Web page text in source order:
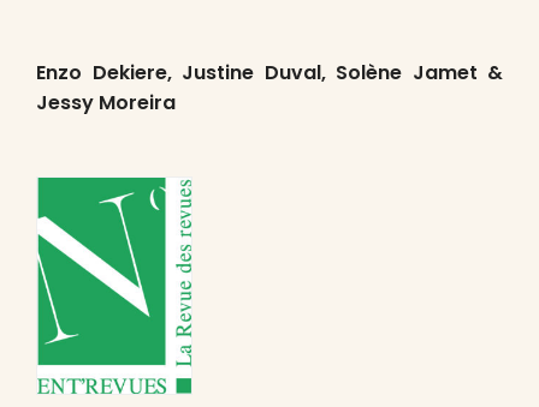
Enzo Dekiere, Justine Duval, Solène Jamet &
Jessy Moreira